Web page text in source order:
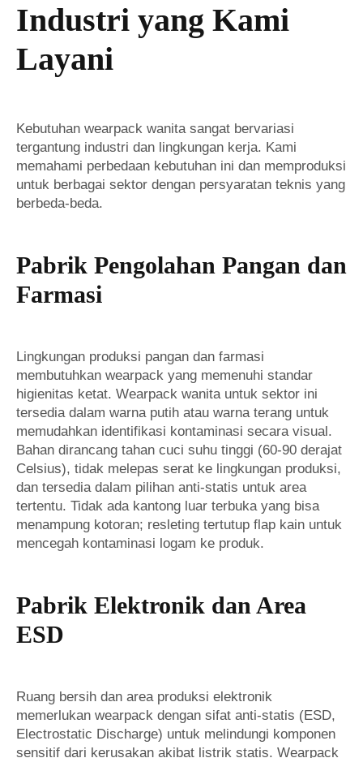
Industri yang Kami
Layani
Kebutuhan wearpack wanita sangat bervariasi
tergantung industri dan lingkungan kerja. Kami
memahami perbedaan kebutuhan ini dan memproduksi
untuk berbagai sektor dengan persyaratan teknis yang
berbeda-beda.
Pabrik Pengolahan Pangan dan
Farmasi
Lingkungan produksi pangan dan farmasi
membutuhkan wearpack yang memenuhi standar
higienitas ketat. Wearpack wanita untuk sektor ini
tersedia dalam warna putih atau warna terang untuk
memudahkan identifikasi kontaminasi secara visual.
Bahan dirancang tahan cuci suhu tinggi (60-90 derajat
Celsius), tidak melepas serat ke lingkungan produksi,
dan tersedia dalam pilihan anti-statis untuk area
tertentu. Tidak ada kantong luar terbuka yang bisa
menampung kotoran; resleting tertutup flap kain untuk
mencegah kontaminasi logam ke produk.
Pabrik Elektronik dan Area
ESD
Ruang bersih dan area produksi elektronik
memerlukan wearpack dengan sifat anti-statis (ESD,
Electrostatic Discharge) untuk melindungi komponen
sensitif dari kerusakan akibat listrik statis. Wearpack